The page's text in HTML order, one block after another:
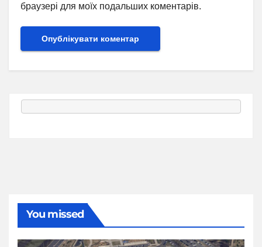
браузері для моїх подальших коментарів.
You missed